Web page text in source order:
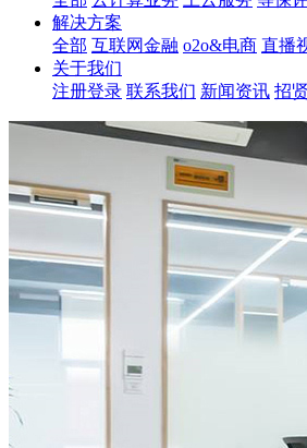
解决方案
全部 互联网金融 o2o&电商 直播
关于我们
注册登录 联系我们 新闻资讯 招